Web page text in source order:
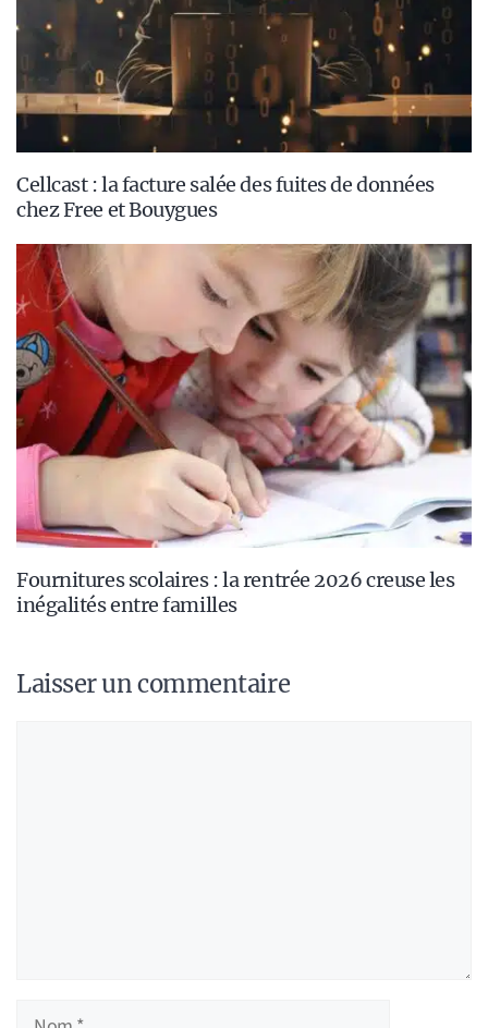
Cellcast : la facture salée des fuites de données
chez Free et Bouygues
Fournitures scolaires : la rentrée 2026 creuse les
inégalités entre familles
Laisser un commentaire
Nom